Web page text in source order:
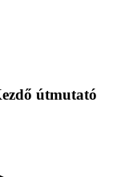
útmutató